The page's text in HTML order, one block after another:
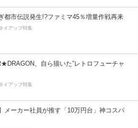
都市伝説発生!?ファミマ45％増量作戦再来
イアップ特集
、自ら描いた”レトロフューチャ
イアップ特集
メーカー社員が推す「10万円台」神コスパ